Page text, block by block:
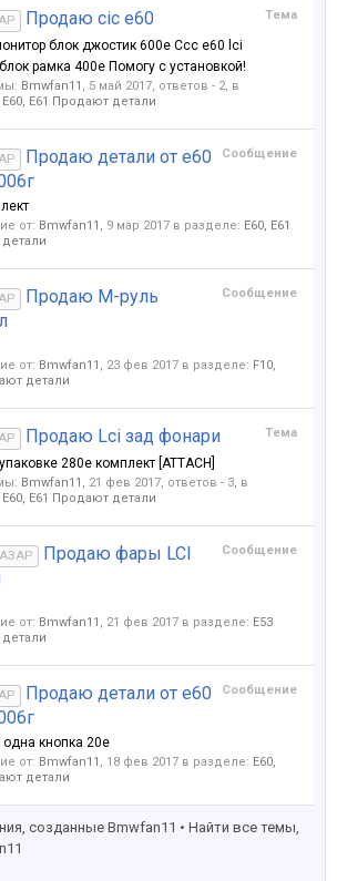
Тема
Продаю cic e60
блок джостик 600е Ссс е60 lci
рамка 400е Помогу с установкой!
Bmwfan11 , 5 май 2017, ответов - 2, в
Е60, E61 Продают детали
Сообщение
Продаю детали от е60
от: Bmwfan11 , 9 мар 2017 в разделе: Е60, E61
Сообщение
Продаю М-руль
от: Bmwfan11 , 23 фев 2017 в разделе: F10,
детали
Тема
Продаю Lci зад фонари
280е комплект [ATTACH]
Bmwfan11 , 21 фев 2017, ответов - 3, в
Е60, E61 Продают детали
Сообщение
Продаю фары LCI
от: Bmwfan11 , 21 фев 2017 в разделе: Е53
Сообщение
Продаю детали от е60
кнопка 20е
от: Bmwfan11 , 18 фев 2017 в разделе: Е60,
детали
созданные Bmwfan11
Найти все темы,